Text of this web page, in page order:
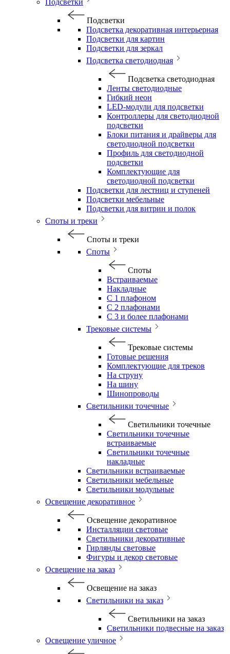
Подсветки
Подсветки
Подсветка декоративная интерьерная
Подсветки для картин
Подсветки для зеркал
Подсветка светодиодная
Подсветка светодиодная
Ленты светодиодные
Гибкий неон
LED-модули для подсветки
Контроллеры для светодиодной
подсветки
Блоки питания и драйверы для
светодиодной подсветки
Профиль для светодиодной
подсветки
Комплектующие для
светодиодной подсветки
Подсветки для лестниц и ступеней
Подсветки мебельные
Подсветки для витрин и полок
Споты и треки
Споты и треки
Споты
Споты
Встраиваемые
Накладные
С 1 плафоном
С 2 плафонами
С 3 и более плафонами
Трековые системы
Трековые системы
Готовые решения
Комплектующие для треков
На струну
На шину
Шинопроводы
Светильники точечные
Светильники точечные
Светильники точечные
встраиваемые
Светильники точечные
накладные
Светильники встраиваемые
Светильники мебельные
Светильники модульные
Освещение декоративное
Освещение декоративное
Инсталляции световые
Светильники декоративные
Гирлянды световые
Фигуры и декор световые
Освещение на заказ
Освещение на заказ
Светильники на заказ
Светильники на заказ
Светильники подвесные на заказ
Освещение уличное